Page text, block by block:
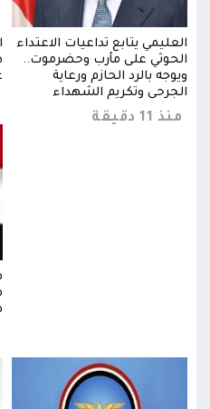
العليمي يتابع تداعيات الاعتداء
الحوثي على مأرب وحضرموت..
ويوجه بالرد الحازم ورعاية
الجرحى وتكريم الشهداء
منذ 11 دقيقة